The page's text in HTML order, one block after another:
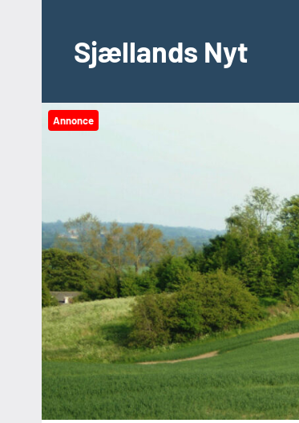
indholdSjællands Nyt
Annonce